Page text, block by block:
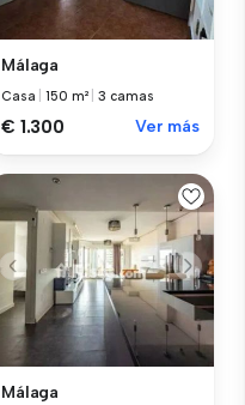
Málaga
Casa |150 m² |3 camas
€ 1.300 Ver más
Málaga